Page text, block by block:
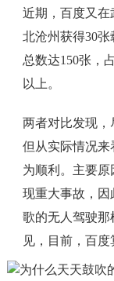
近期，百度又在
北沧州获得30
总数达150张，
以上。
两者对比发现，
但从实际情况来
为顺利。主要
现重大事故，因
歌的无人驾驶
见，目前，百度